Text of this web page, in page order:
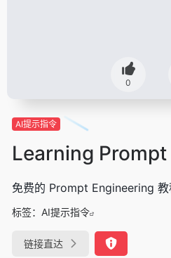
0
AI提示指令
Learning Prompt
免费的 Prompt Engineering 教
标签： AI提示指令
链接直达